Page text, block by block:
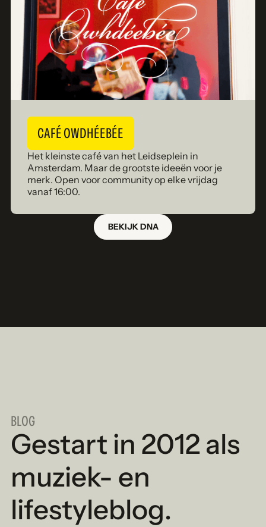
CAFÉ OWDHÉEBÉE
Het kleinste café van het Leidseplein in
Amsterdam. Maar de grootste ideeën voor je
merk. Open voor community op elke vrijdag
vanaf 16:00.
BEKIJK DNA
BLOG
Gestart in 2012 als
muziek- en
lifestyleblog.